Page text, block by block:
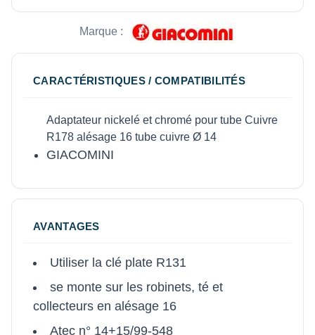
Marque :
CARACTÉRISTIQUES / COMPATIBILITÉS
Adaptateur nickelé et chromé pour tube Cuivre
R178 alésage 16 tube cuivre Ø 14
GIACOMINI
AVANTAGES
Utiliser la clé plate R131
se monte sur les robinets, té et
collecteurs en alésage 16
Atec n° 14+15/99-548